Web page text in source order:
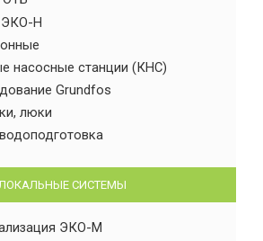
ЭКО-Н
насосные станции (КНС)
Grundfos
люки
СИСТЕМЫ
ЭКО-М